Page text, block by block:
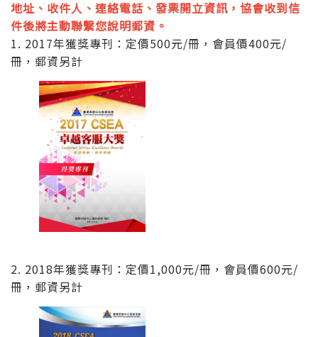
地址、收件人、連絡電話、發票開立資訊，協會收到信
件後將主動聯繫您說明郵資。
1. 2017年獲獎專刊：定價500元/冊，會員價400元/
冊，郵資另計
2. 2018年獲獎專刊：定價1,000元/冊，會員價600元/
冊，郵資另計